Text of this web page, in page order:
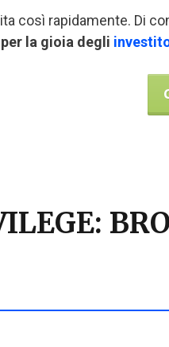
così rapidamente. Di
la gioia degli